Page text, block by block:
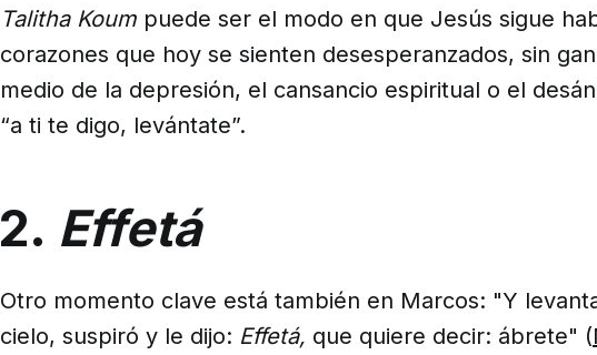
Talitha Koum puede ser el modo en que Jesús sigue
corazones que hoy se sienten desesperanzados, sin
medio de la depresión, el cansancio espiritual o el
“a ti te digo, levántate”.
2. Effetá
Otro momento clave está también en Marcos: "Y
cielo, suspiró y le dijo: Effetá, que quiere decir: ábrete" (